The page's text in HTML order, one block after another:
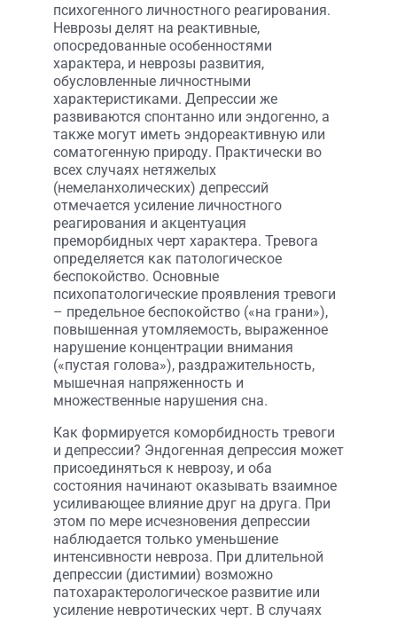
психогенного личностного реагирования.
Неврозы делят на реактивные,
опосредованные особенностями
характера, и неврозы развития,
обусловленные личностными
характеристиками. Депрессии же
развиваются спонтанно или эндогенно, а
также могут иметь эндореактивную или
соматогенную природу. Практически во
всех случаях нетяжелых
(немеланхолических) депрессий
отмечается усиление личностного
реагирования и акцентуация
преморбидных черт характера. Тревога
определяется как патологическое
беспокойство. Основные
психопатологические проявления тревоги
– предельное беспокойство («на грани»),
повышенная утомляемость, выраженное
нарушение концентрации внимания
(«пустая голова»), раздражительность,
мышечная напряженность и
множественные нарушения сна.
Как формируется коморбидность тревоги
и депрессии? Эндогенная депрессия может
присоединяться к неврозу, и оба
состояния начинают оказывать взаимное
усиливающее влияние друг на друга. При
этом по мере исчезновения депрессии
наблюдается только уменьшение
интенсивности невроза. При длительной
депрессии (дистимии) возможно
патохарактерологическое развитие или
усиление невротических черт. В случаях